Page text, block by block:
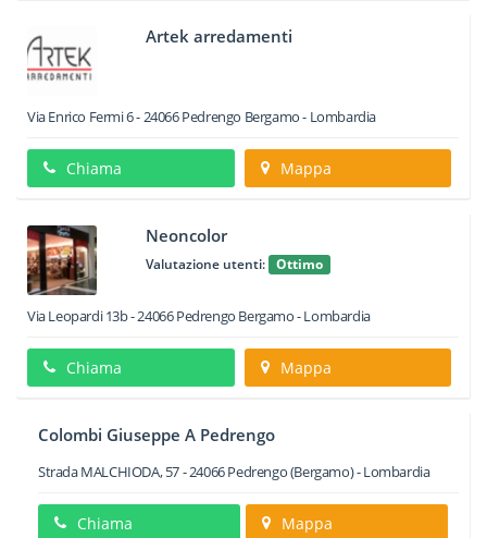
Artek arredamenti
Via Enrico Fermi 6-24066Pedrengo Bergamo - Lombardia
Chiama Mappa
Neoncolor
Valutazione utenti: Ottimo
Via Leopardi 13b-24066Pedrengo Bergamo -Lombardia
Chiama Mappa
Colombi Giuseppe A Pedrengo
Strada MALCHIODA, 57-24066Pedrengo(Bergamo) -Lombardia
Chiama Mappa